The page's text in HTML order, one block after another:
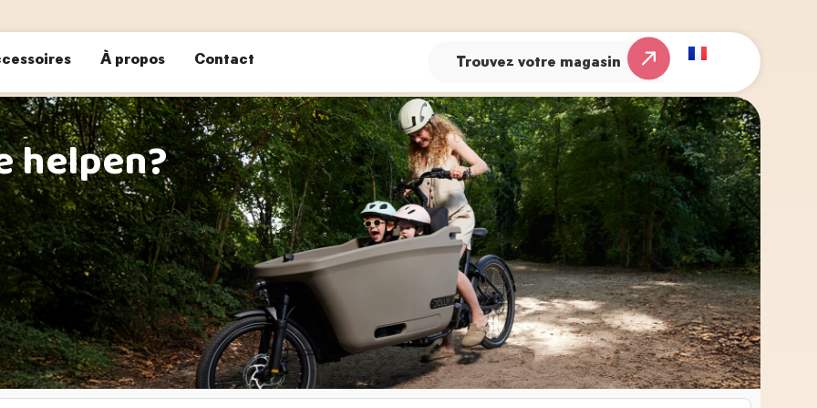
À propos Contact Trouvez votre magasin
helpen?